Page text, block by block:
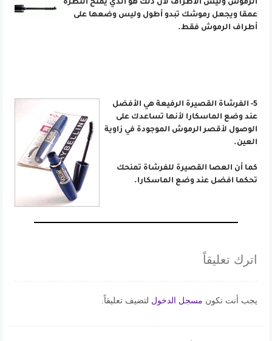
الرموش وليس الأطراف لان ذلك هو الذي يمنح النظرة
عمقا ويجعل رموشك تبدو أطول وليس وضعها على
أطراف الرموش فقط.
5- الفرشاة القصيرة الرفيعة هي الأفضل
عند وضع الماسكارا لأنها تساعدك على
الوصول لأقصر الرموش الموجودة في زاوية
العين.
كما أن العصا القصيرة للفرشاة تمنحك
تحكما افضل عند وضع الماسكارا.
اترك تعليقاً
يجب أنت تكون مسجل الدخول لتضيف تعليقاً.